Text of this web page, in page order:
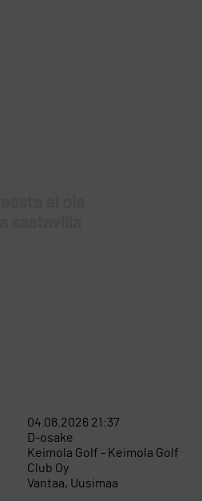
04.08.2026 21:37
D-osake
Keimola Golf - Keimola Golf
Club Oy
Vantaa, Uusimaa